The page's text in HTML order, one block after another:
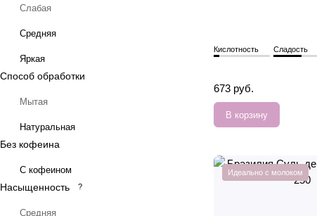
Кислотность Сладость
673 руб.
В корзину
Идеально с молоком
Слабая
Средняя
Яркая
Способ обработки
Мытая
Натуральная
Без кофеина
С кофеином
Насыщенность ?
Средняя